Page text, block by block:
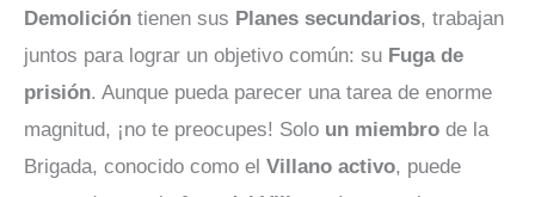
Demolición tienen sus Planes secundarios, trabajan
juntos para lograr un objetivo común: su Fuga de
prisión. Aunque pueda parecer una tarea de enorme
magnitud, ¡no te preocupes! Solo un miembro de la
Brigada, conocido como el Villano activo, puede